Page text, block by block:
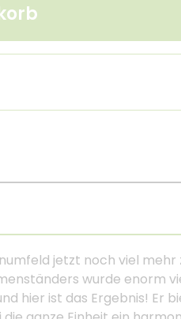
jetzt noch viel mehr
wurde enorm
hier ist das Ergebnis! Er